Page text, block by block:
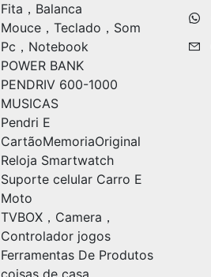
Fita，Balanca
Mouce，Teclado，Som
Pc，Notebook
POWER BANK
PENDRIV 600-1000
MUSICAS
Pendri E
CartãoMemoriaOriginal
Reloja Smartwatch
Suporte celular Carro E
Moto
TVBOX，Camera，
Controlador jogos
Ferramentas De Produtos
coisas de casa